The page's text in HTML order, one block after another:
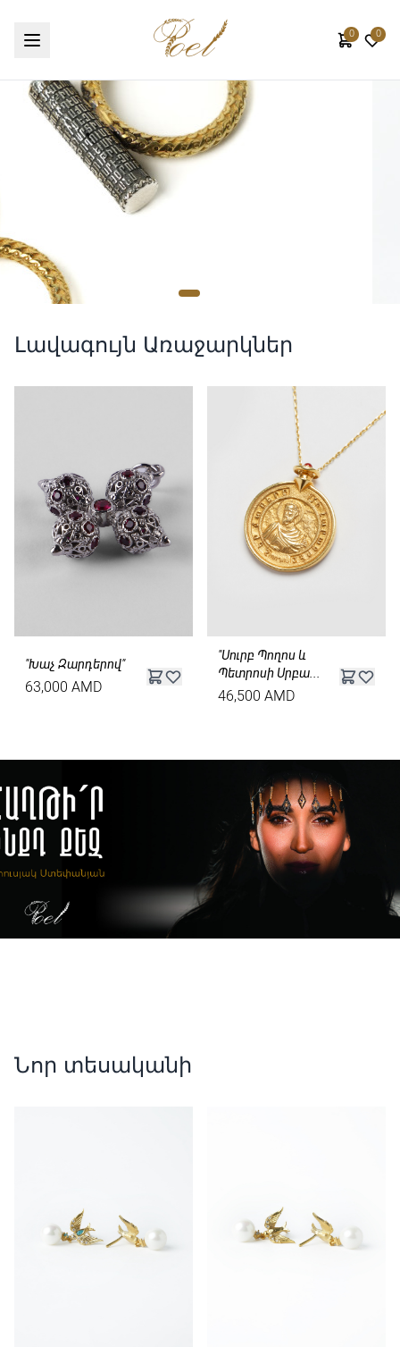
0 0
Լավագույն Առաջարկներ
"Խաչ Զարդերով"
63,000 AMD
"Սուրբ Պողոս և
Պետրոսի Սրբա...
46,500 AMD
Նոր տեսականի